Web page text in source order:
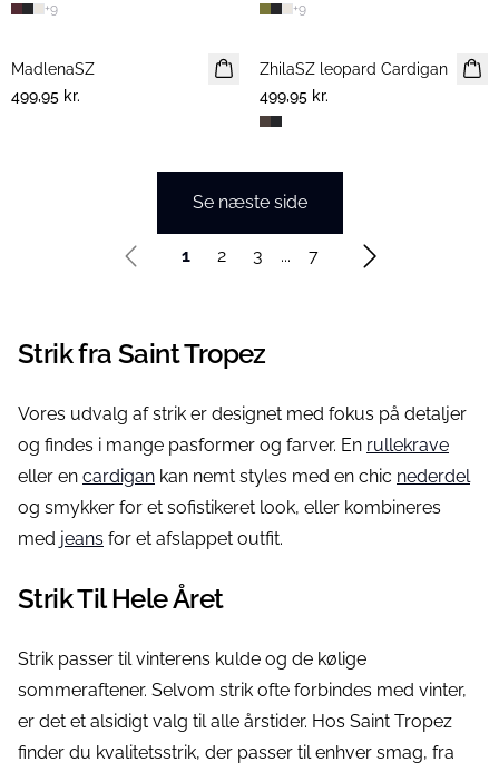
+9 +9
NYHED
MadlenaSZ
499,95 kr.
ZhilaSZ leopard Cardigan
499,95 kr.
Se næste side
1 2 3 ... 7
Strik fra Saint Tropez
Vores udvalg af strik er designet med fokus på detaljer
og findes i mange pasformer og farver. En rullekrave
eller en cardigan kan nemt styles med en chic nederdel
og smykker for et sofistikeret look, eller kombineres
med jeans for et afslappet outfit.
Strik Til Hele Året
Strik passer til vinterens kulde og de kølige
sommeraftener. Selvom strik ofte forbindes med vinter,
er det et alsidigt valg til alle årstider. Hos Saint Tropez
finder du kvalitetsstrik, der passer til enhver smag, fra